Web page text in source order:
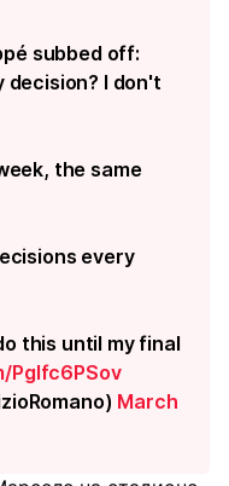
subbed off:
decision? I don't
the same
every
this until my final
Pglfc6PSov
March